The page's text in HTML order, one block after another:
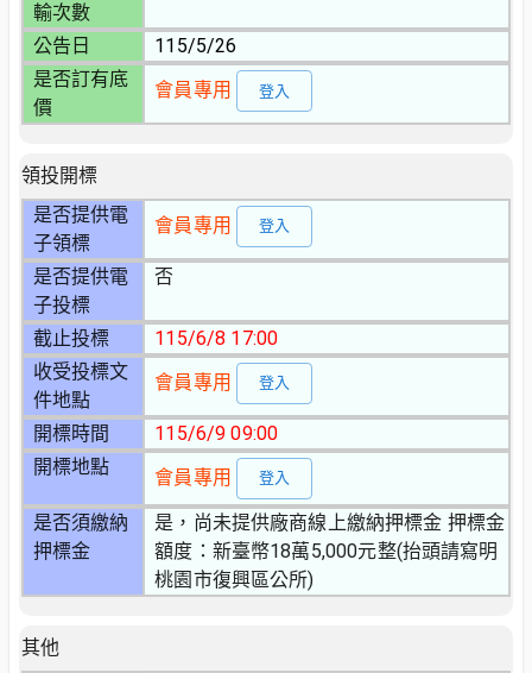
輸次數
公告日
115/5/26
是否訂有底
價
會員專用 登入
領投開標
是否提供電
子領標
會員專用 登入
是否提供電
子投標
否
截止投標
115/6/8 17:00
收受投標文
件地點
會員專用 登入
開標時間
115/6/9 09:00
開標地點
會員專用 登入
是否須繳納
押標金
是，尚未提供廠商線上繳納押標金 押標金
額度：新臺幣18萬5,000元整(抬頭請寫明
桃園市復興區公所)
其他